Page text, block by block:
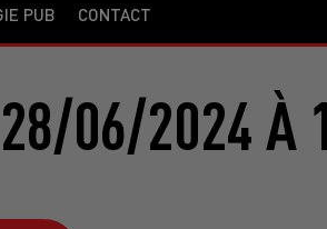
PUB CONTACT
28/06/2024 À